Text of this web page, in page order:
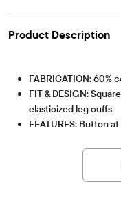
Product Description
FABRICATION: 60%
FIT & DESIGN:
elasticized leg cuffs
FEATURES: Button
Part of ourÂ
OEKO-TEXÂ®
OEKO-TEXÂ®
This product
substances
tex.com/